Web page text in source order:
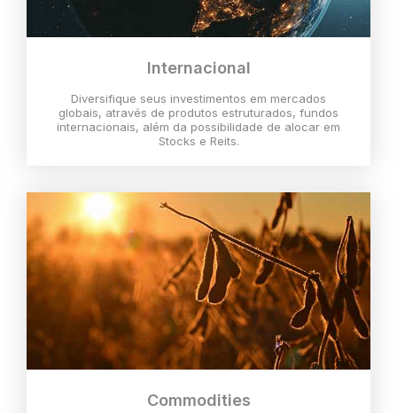
Internacional
Diversifique seus investimentos em mercados
globais, através de produtos estruturados, fundos
internacionais, além da possibilidade de alocar em
Stocks e Reits.
Commodities